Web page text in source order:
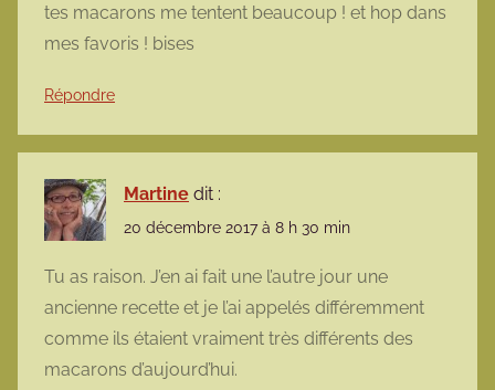
tes macarons me tentent beaucoup ! et hop dans
mes favoris ! bises
Répondre
Martine dit :
20 décembre 2017 à 8 h 30 min
Tu as raison. J’en ai fait une l’autre jour une
ancienne recette et je l’ai appelés différemment
comme ils étaient vraiment très différents des
macarons d’aujourd’hui.